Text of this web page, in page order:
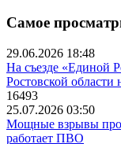
Самое
29.06.2026 18:48
На съезде «Единой
Ростовской
16493
25.07.2026 03:50
Мощные взрывы
работает ПВО